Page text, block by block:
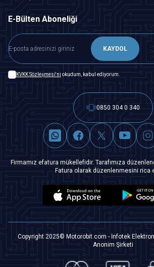
E-Bülten Aboneliği
KAYDOL
KVKK Sözleşmesi'ni okudum, kabul ediyorum.
0850 304 0 340
Firmamız efatura mükellefidir. Tarafımıza
Fatura olarak düzenlenmesini rica
Copyright 2025© Motorobit.com - İnfotek
Anonim Şirketi